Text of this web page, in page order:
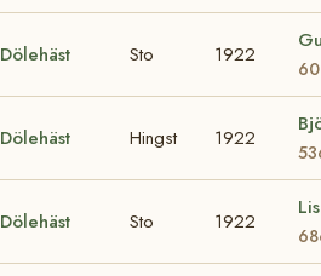
Dölehäst Sto 1922
Dölehäst Hingst 1922
Dölehäst Sto 1922